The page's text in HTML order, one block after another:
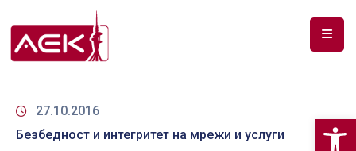
ЗА
27.10.2016
Безбедност и интегритет на мрежи и услуги